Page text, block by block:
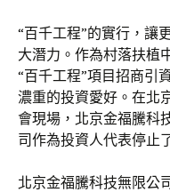
“百千工程”的實行，讓
大潛力。作為村落扶植
“百千工程”項目招商引
濃重的投資愛好。在北
會現場，北京金福騰科
司作為投資人代表停止
北京金福騰科技無限公